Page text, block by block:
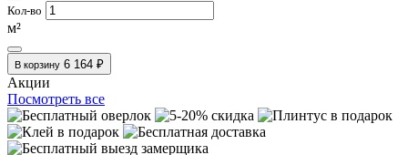
Кол-во
м²
В корзину 6 164 ₽
Акции
Посмотреть все